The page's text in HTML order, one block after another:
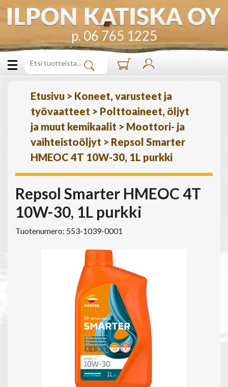
p. 06 765 1225
Etusivu > Koneet, varusteet ja
työvaatteet > Polttoaineet, öljyt
ja muut kemikaalit > Moottori- ja
vaihteistoöljyt > Repsol Smarter
HMEOC 4T 10W-30, 1L purkki
Repsol Smarter HMEOC 4T
10W-30, 1L purkki
Tuotenumero: 553-1039-0001